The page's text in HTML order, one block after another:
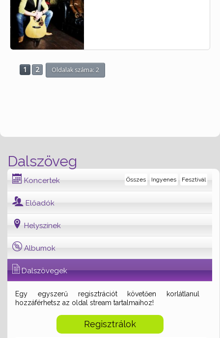
Dalszöveg
Koncertek Fesztivál
Ingyenes
Összes
Előadók
Helyszínek
Albumok
Dalszövegek
Egy egyszerű regisztrációt követően korlátlanul
hozzáférhetsz az oldal stream tartalmaihoz!
Regisztrálok
1 2 Oldalak száma: 2